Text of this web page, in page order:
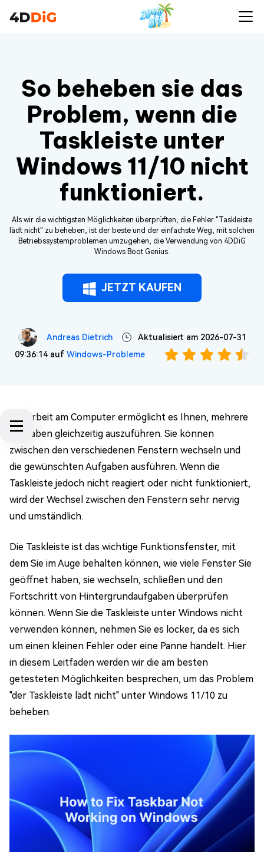
So beheben sie das
Problem, wenn die
Taskleiste unter
Windows 11/10 nicht
funktioniert.
Als wir die wichtigsten Möglichkeiten überprüften, die Fehler "Taskleiste
lädt nicht" zu beheben, ist der beste und der einfachste Weg, mit solchen
Betriebssystemproblemen umzugehen, die Verwendung von 4DDiG
Windows Boot Genius.
JETZT KAUFEN
Andreas Dietrich
Aktualisiert am 2026-07-31
09:36:14 auf Windows-Probleme
Die Arbeit am Computer ermöglicht es Ihnen, mehrere
Aufgaben gleichzeitig auszuführen. Sie können
zwischen den verschiedenen Fenstern wechseln und
die gewünschten Aufgaben ausführen. Wenn die
Taskleiste jedoch nicht reagiert oder nicht funktioniert,
wird der Wechsel zwischen den Fenstern sehr nervig
und umständlich.
Die Taskleiste ist das wichtige Funktionsfenster, mit
dem Sie im Auge behalten können, wie viele Fenster Sie
geöffnet haben, sie wechseln, schließen und den
Fortschritt von Hintergrundaufgaben überprüfen
können. Wenn Sie die Taskleiste unter Windows nicht
verwenden können, nehmen Sie es locker, da es sich
um einen kleinen Fehler oder eine Panne handelt. Hier
in diesem Leitfaden werden wir die am besten
getesteten Möglichkeiten besprechen, um das Problem
"der Taskleiste lädt nicht" unter Windows 11/10 zu
beheben.